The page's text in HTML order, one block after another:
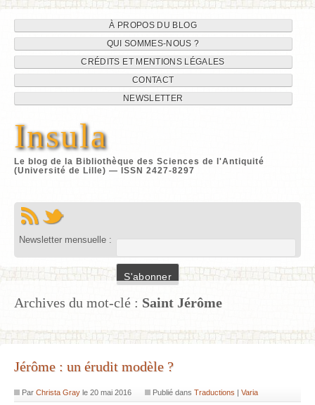
Navigation
du
site
au
contenu
À PROPOS DU BLOG
QUI SOMMES-NOUS ?
CRÉDITS ET MENTIONS LÉGALES
CONTACT
NEWSLETTER
Insula
Le blog de la Bibliothèque des Sciences de l'Antiquité
(Université de Lille) — ISSN 2427-8297
Newsletter mensuelle :
Archives du mot-clé : Saint Jérôme
Jérôme : un érudit modèle ?
Par Christa Grayle 20 mai 2016 Publié dansTraductions |Varia